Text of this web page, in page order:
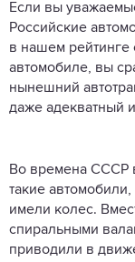
Если вы
Российские
в нашем
автомобиле, вы
нынешний
даже адекватный
Во времена СССР
такие
имели колес.
спиральными
приводили в